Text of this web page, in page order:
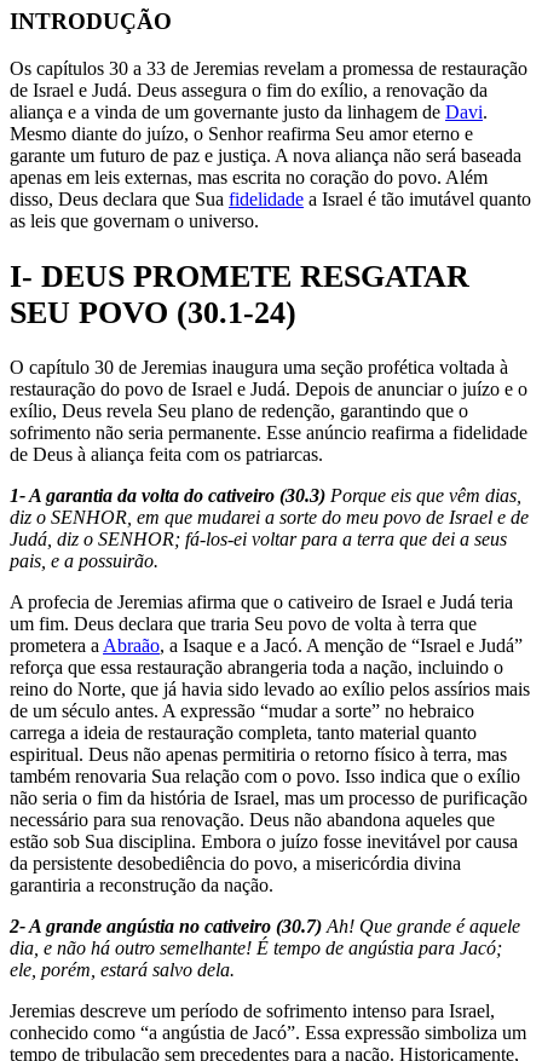
INTRODUÇÃO
Os capítulos 30 a 33 de Jeremias revelam a promessa de restauração
de Israel e Judá. Deus assegura o fim do exílio, a renovação da
aliança e a vinda de um governante justo da linhagem de Davi.
Mesmo diante do juízo, o Senhor reafirma Seu amor eterno e
garante um futuro de paz e justiça. A nova aliança não será baseada
apenas em leis externas, mas escrita no coração do povo. Além
disso, Deus declara que Sua fidelidade a Israel é tão imutável quanto
as leis que governam o universo.
I- DEUS PROMETE RESGATAR
SEU POVO (30.1-24)
O capítulo 30 de Jeremias inaugura uma seção profética voltada à
restauração do povo de Israel e Judá. Depois de anunciar o juízo e o
exílio, Deus revela Seu plano de redenção, garantindo que o
sofrimento não seria permanente. Esse anúncio reafirma a fidelidade
de Deus à aliança feita com os patriarcas.
1- A garantia da volta do cativeiro (30.3) Porque eis que vêm dias,
diz o SENHOR, em que mudarei a sorte do meu povo de Israel e de
Judá, diz o SENHOR; fá-los-ei voltar para a terra que dei a seus
pais, e a possuirão.
A profecia de Jeremias afirma que o cativeiro de Israel e Judá teria
um fim. Deus declara que traria Seu povo de volta à terra que
prometera a Abraão, a Isaque e a Jacó. A menção de “Israel e Judá”
reforça que essa restauração abrangeria toda a nação, incluindo o
reino do Norte, que já havia sido levado ao exílio pelos assírios mais
de um século antes. A expressão “mudar a sorte” no hebraico
carrega a ideia de restauração completa, tanto material quanto
espiritual. Deus não apenas permitiria o retorno físico à terra, mas
também renovaria Sua relação com o povo. Isso indica que o exílio
não seria o fim da história de Israel, mas um processo de purificação
necessário para sua renovação. Deus não abandona aqueles que
estão sob Sua disciplina. Embora o juízo fosse inevitável por causa
da persistente desobediência do povo, a misericórdia divina
garantiria a reconstrução da nação.
2- A grande angústia no cativeiro (30.7) Ah! Que grande é aquele
dia, e não há outro semelhante! É tempo de angústia para Jacó;
ele, porém, estará salvo dela.
Jeremias descreve um período de sofrimento intenso para Israel,
conhecido como “a angústia de Jacó”. Essa expressão simboliza um
tempo de tribulação sem precedentes para a nação. Historicamente,